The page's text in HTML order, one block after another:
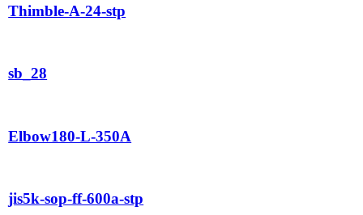
Thimble-A-24-stp
sb_28
Elbow180-L-350A
jis5k-sop-ff-600a-stp